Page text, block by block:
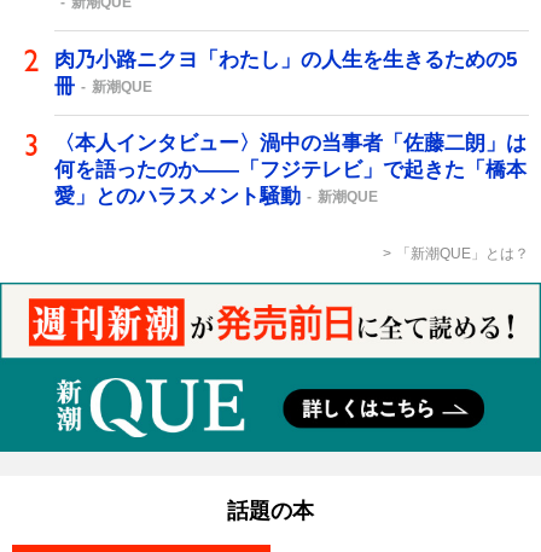
肉乃小路ニクヨ「わたし」の人生を生きるための5
冊
新潮QUE
〈本人インタビュー〉渦中の当事者「佐藤二朗」は
何を語ったのか――「フジテレビ」で起きた「橋本
愛」とのハラスメント騒動
新潮QUE
「新潮QUE」とは？
話題の本